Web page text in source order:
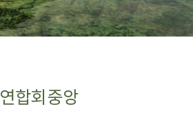
연합회중앙